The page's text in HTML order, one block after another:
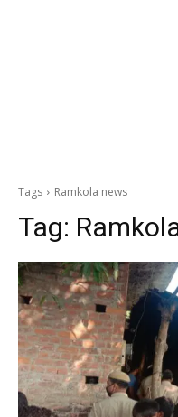
Tags Ramkola news
Tag: